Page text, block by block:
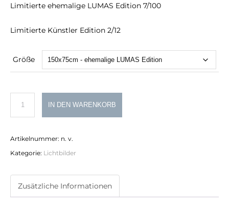
Limitierte ehemalige LUMAS Edition 7/100
Limitierte Künstler Edition 2/12
Größe
Nr.
5
IN DEN WARENKORB
Artikelnummer: n. v.
Kategorie: Lichtbilder
Zusätzliche Informationen